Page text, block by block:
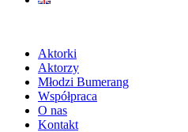
Aktorki
Aktorzy
Młodzi Bumerang
Współpraca
O nas
Kontakt